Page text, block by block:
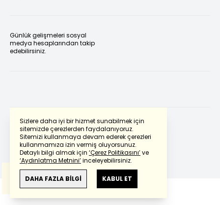
Sizlere daha iyi bir hizmet sunabilmek için
sitemizde çerezlerden faydalanıyoruz.
Sitemizi kullanmaya devam ederek çerezleri
kullanmamıza izin vermiş oluyorsunuz.
Detaylı bilgi almak için ‘Çerez Politikasını’ve
‘Aydınlatma Metnini’inceleyebilirsiniz.
DAHA FAZLA BİLGİ KABUL ET
Günlük gelişmeleri sosyal
medya hesaplarından takip
edebilirsiniz.
Powered by Translate
Bu çevirideGoogle Transletekullanılmıştır.
Anlam ve çeviri hatalarından
haberturk.com
sorumlu değildir.